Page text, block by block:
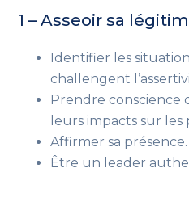
1 – Asseoir sa
Identifier les
challengent
Prendre conscience
leurs impacts sur les
Affirmer sa présence.
Être un leader